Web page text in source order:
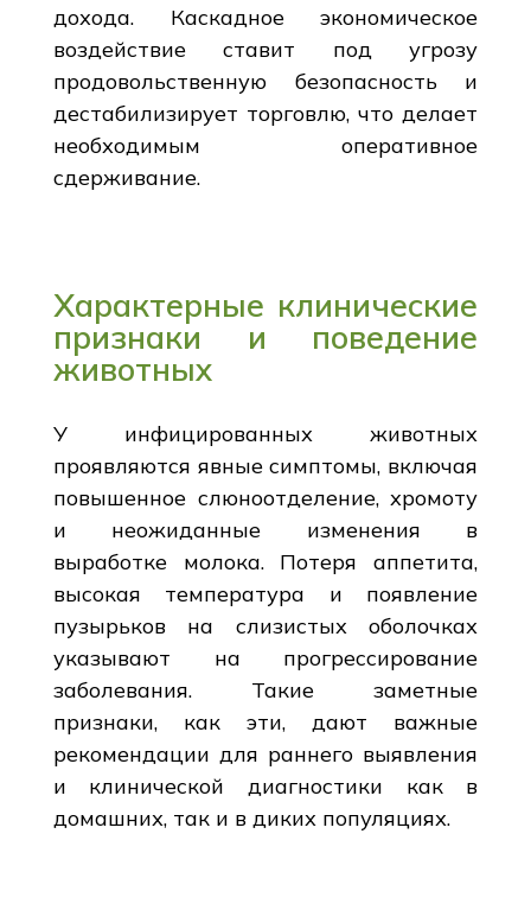
дохода. Каскадное экономическое
воздействие ставит под угрозу
продовольственную безопасность и
дестабилизирует торговлю, что делает
необходимым оперативное
сдерживание.
Характерные клинические
признаки и поведение
животных
У инфицированных животных
проявляются явные симптомы, включая
повышенное слюноотделение, хромоту
и неожиданные изменения в
выработке молока. Потеря аппетита,
высокая температура и появление
пузырьков на слизистых оболочках
указывают на прогрессирование
заболевания. Такие заметные
признаки, как эти, дают важные
рекомендации для раннего выявления
и клинической диагностики как в
домашних, так и в диких популяциях.